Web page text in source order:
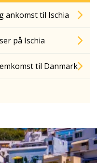
ankomst til Ischia
på Ischia
til Danmark